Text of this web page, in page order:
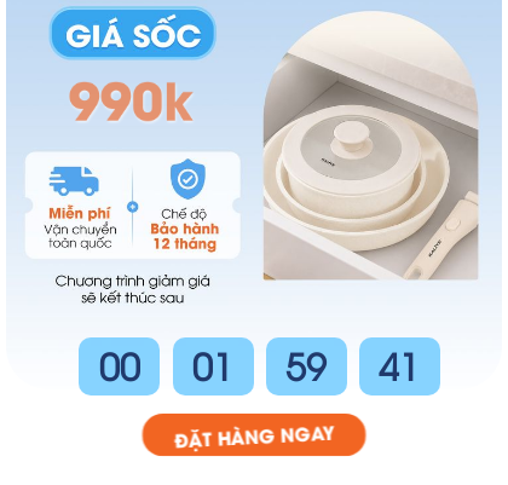
990k
00 01 59 38
ĐẶT HÀNG NGAY